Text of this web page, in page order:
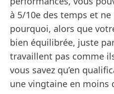
à 5/10e des temps et
pourquoi, alors que
bien équilibrée, juste
travaillent pas comme
vous savez qu’en
une vingtaine en moins